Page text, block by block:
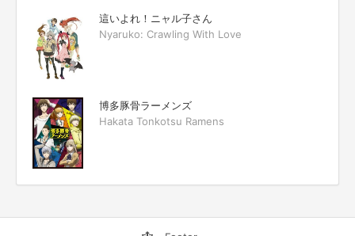
這いよれ！ニャル子さん
Nyaruko: Crawling With Love
博多豚骨ラーメンズ
Hakata Tonkotsu Ramens